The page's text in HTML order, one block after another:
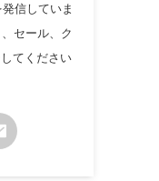
信していま
セール、ク
てください